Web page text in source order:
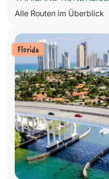
Alle Routen im Überblick
Florida